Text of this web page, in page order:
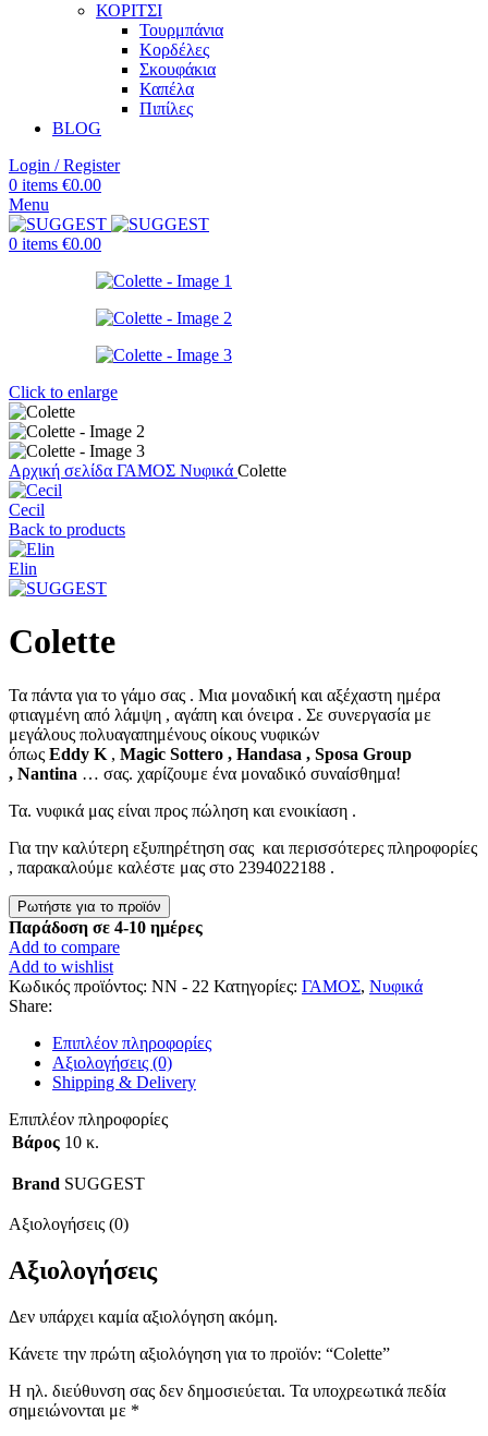
ΚΟΡΙΤΣΙ
Τουρμπάνια
Κορδέλες
Σκουφάκια
Καπέλα
Πιπίλες
BLOG
Login / Register
0 items €0.00
Menu
0 items €0.00
Click to enlarge
Αρχική σελίδα ΓΑΜΟΣ Νυφικά Colette
Cecil
Back to products
Elin
Colette
Τα πάντα για το γάμο σας . Μια μοναδική και αξέχαστη ημέρα
φτιαγμένη από λάμψη , αγάπη και όνειρα . Σε συνεργασία με
μεγάλους πολυαγαπημένους οίκους νυφικών
όπως Eddy K , Magic Sottero , Handasa , Sposa Group
, Nantina … σας. χαρίζουμε ένα μοναδικό συναίσθημα!
Τα. νυφικά μας είναι προς πώληση και ενοικίαση .
Για την καλύτερη εξυπηρέτηση σας και περισσότερες πληροφορίες
, παρακαλούμε καλέστε μας στο 2394022188 .
Παράδοση σε 4-10 ημέρες
Add to compare
Add to wishlist
Κωδικός προϊόντος: NN - 22 Κατηγορίες: ΓΑΜΟΣ, Νυφικά
Share:
Επιπλέον πληροφορίες
Αξιολογήσεις (0)
Shipping & Delivery
Επιπλέον πληροφορίες
Βάρος 10 κ.
Brand SUGGEST
Αξιολογήσεις (0)
Αξιολογήσεις
Δεν υπάρχει καμία αξιολόγηση ακόμη.
Κάνετε την πρώτη αξιολόγηση για το προϊόν: “Colette”
Η ηλ. διεύθυνση σας δεν δημοσιεύεται. Τα υποχρεωτικά πεδία
σημειώνονται με *